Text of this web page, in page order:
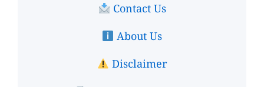
Contact Us
About Us
Disclaimer